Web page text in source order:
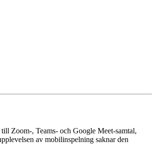
Zoom-, Teams- och Google Meet-samtal,
av mobilinspelning saknar den